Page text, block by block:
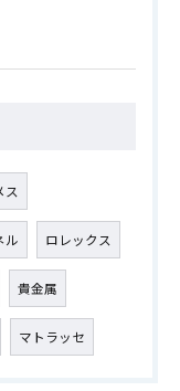
ス
ル ロレックス
貴金属
マトラッセ